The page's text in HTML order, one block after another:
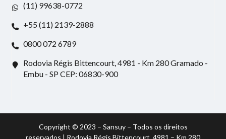
(11) 99638-0772
+55 (11) 2139-2888
0800 072 6789
Rodovia Régis Bittencourt, 4981 - Km 280 Gramado -
Embu - SP CEP: 06830-900
Copyright © 2023 – Sansuy – Todos os direitos